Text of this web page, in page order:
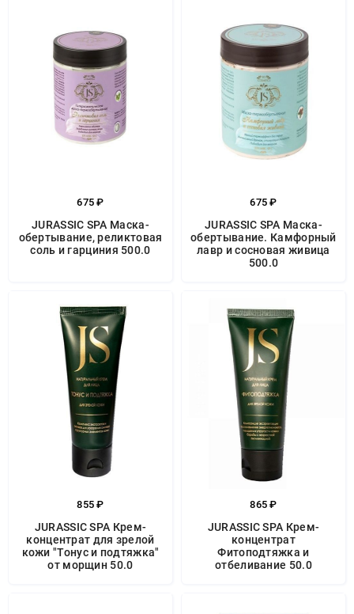
675 ₽
JURASSIC SPA Маска-
обертывание, реликтовая
соль и гарциния 500.0
675 ₽
JURASSIC SPA Маска-
обертывание. Камфорный
лавр и сосновая живица
500.0
855 ₽
JURASSIC SPA Крем-
концентрат для зрелой
кожи "Тонус и подтяжка"
от морщин 50.0
865 ₽
JURASSIC SPA Крем-
концентрат
Фитоподтяжка и
отбеливание 50.0